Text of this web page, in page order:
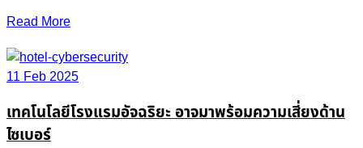
Read More
11 Feb 2025
เทคโนโลยีโรงแรมอัจฉริยะ อาจมาพร้อมความเสี่ยงด้าน
ไซเบอร์